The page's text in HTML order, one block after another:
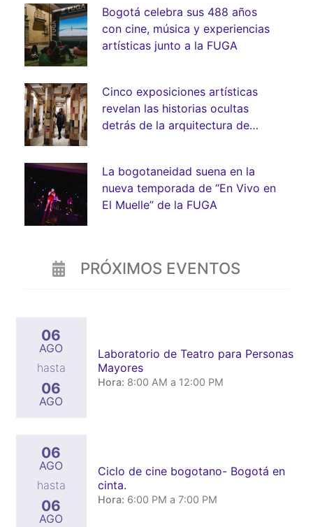
Bogotá celebra sus 488 años
con cine, música y experiencias
artísticas junto a la FUGA
Cinco exposiciones artísticas
revelan las historias ocultas
detrás de la arquitectura de
La bogotaneidad suena en la
nueva temporada de “En Vivo en
El Muelle” de la FUGA
PRÓXIMOS EVENTOS
06
AGO
hasta
06
AGO
Laboratorio de Teatro para Personas
Mayores
Hora: 8:00 AM a 12:00 PM
06
AGO
hasta
06
AGO
Ciclo de cine bogotano- Bogotá en
cinta.
Hora: 6:00 PM a 7:00 PM